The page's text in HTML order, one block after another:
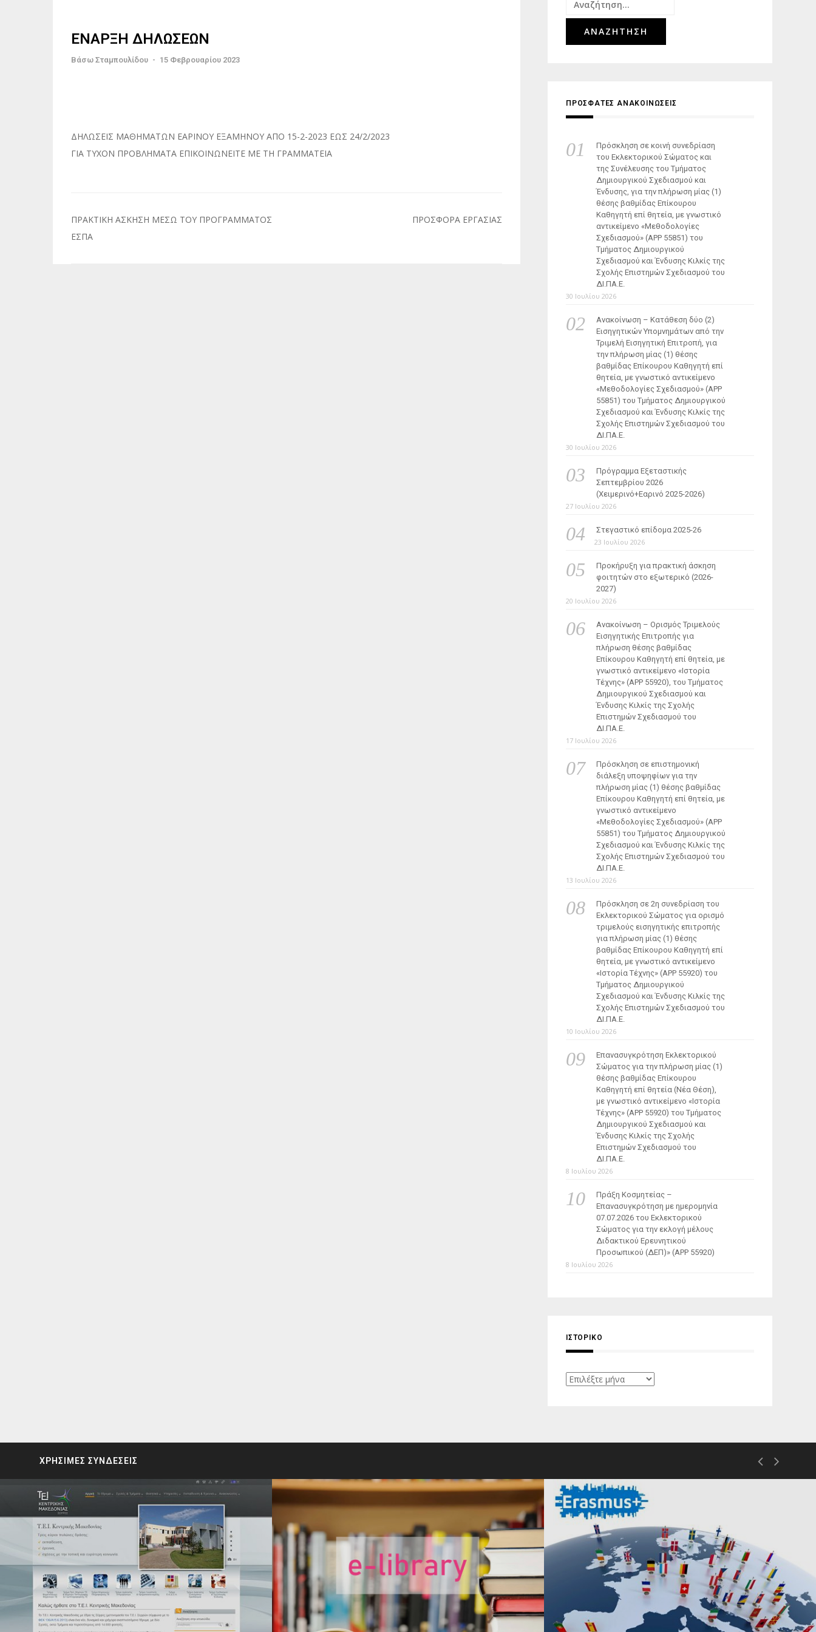
ΕΝΑΡΞΗ ΔΗΛΩΣΕΩΝ
Βάσω Σταμπουλίδου - 15 Φεβρουαρίου 2023
ΔΗΛΩΣΕΙΣ ΜΑΘΗΜΑΤΩΝ ΕΑΡΙΝΟΥ ΕΞΑΜΗΝΟΥ ΑΠΟ 15-2-2023 ΕΩΣ 24/2/2023
ΓΙΑ ΤΥΧΟΝ ΠΡΟΒΛΗΜΑΤΑ ΕΠΙΚΟΙΝΩΝΕΙΤΕ ΜΕ ΤΗ ΓΡΑΜΜΑΤΕΙΑ
Πλοήγηση
άρθρων
ΠΡΑΚΤΙΚΗ ΑΣΚΗΣΗ ΜΕΣΩ ΤΟΥ ΠΡΟΓΡΑΜΜΑΤΟΣ
ΕΣΠΑ
ΠΡΟΣΦΟΡΑ ΕΡΓΑΣΙΑΣ
για:
ΠΡΟΣΦΑΤΕΣ ΑΝΑΚΟΙΝΩΣΕΙΣ
Πρόσκληση σε κοινή συνεδρίαση
του Εκλεκτορικού Σώματος και
της Συνέλευσης του Τμήματος
Δημιουργικού Σχεδιασμού και
Ένδυσης, για την πλήρωση μίας (1)
θέσης βαθμίδας Επίκουρου
Καθηγητή επί θητεία, με γνωστικό
αντικείμενο «Μεθοδολογίες
Σχεδιασμού» (ΑΡΡ 55851) του
Τμήματος Δημιουργικού
Σχεδιασμού και Ένδυσης Κιλκίς της
Σχολής Επιστημών Σχεδιασμού του
ΔΙ.ΠΑ.Ε.
30 Ιουλίου 2026
Ανακοίνωση – Κατάθεση δύο (2)
Εισηγητικών Υπομνημάτων από την
Τριμελή Εισηγητική Επιτροπή, για
την πλήρωση μίας (1) θέσης
βαθμίδας Επίκουρου Καθηγητή επί
θητεία, με γνωστικό αντικείμενο
«Μεθοδολογίες Σχεδιασμού» (ΑΡΡ
55851) του Τμήματος Δημιουργικού
Σχεδιασμού και Ένδυσης Κιλκίς της
Σχολής Επιστημών Σχεδιασμού του
ΔΙ.ΠΑ.Ε.
30 Ιουλίου 2026
Πρόγραμμα Εξεταστικής
Σεπτεμβρίου 2026
(Χειμερινό+Εαρινό 2025-2026)
27 Ιουλίου 2026
Στεγαστικό επίδομα 2025-26
23 Ιουλίου 2026
Προκήρυξη για πρακτική άσκηση
φοιτητών στο εξωτερικό (2026-
2027)
20 Ιουλίου 2026
Ανακοίνωση – Ορισμός Τριμελούς
Εισηγητικής Επιτροπής για
πλήρωση θέσης βαθμίδας
Επίκουρου Καθηγητή επί θητεία, με
γνωστικό αντικείμενο «Ιστορία
Τέχνης» (ΑΡΡ 55920), του Τμήματος
Δημιουργικού Σχεδιασμού και
Ένδυσης Κιλκίς της Σχολής
Επιστημών Σχεδιασμού του
ΔΙ.ΠΑ.Ε.
17 Ιουλίου 2026
Πρόσκληση σε επιστημονική
διάλεξη υποψηφίων για την
πλήρωση μίας (1) θέσης βαθμίδας
Επίκουρου Καθηγητή επί θητεία, με
γνωστικό αντικείμενο
«Μεθοδολογίες Σχεδιασμού» (ΑΡΡ
55851) του Τμήματος Δημιουργικού
Σχεδιασμού και Ένδυσης Κιλκίς της
Σχολής Επιστημών Σχεδιασμού του
ΔΙ.ΠΑ.Ε.
13 Ιουλίου 2026
Πρόσκληση σε 2η συνεδρίαση του
Εκλεκτορικού Σώματος για ορισμό
τριμελούς εισηγητικής επιτροπής
για πλήρωση μίας (1) θέσης
βαθμίδας Επίκουρου Καθηγητή επί
θητεία, με γνωστικό αντικείμενο
«Ιστορία Τέχνης» (ΑΡΡ 55920) του
Τμήματος Δημιουργικού
Σχεδιασμού και Ένδυσης Κιλκίς της
Σχολής Επιστημών Σχεδιασμού του
ΔΙ.ΠΑ.Ε.
10 Ιουλίου 2026
Επανασυγκρότηση Εκλεκτορικού
Σώματος για την πλήρωση μίας (1)
θέσης βαθμίδας Επίκουρου
Καθηγητή επί θητεία (Νέα Θέση),
με γνωστικό αντικείμενο «Ιστορία
Τέχνης» (ΑΡΡ 55920) του Τμήματος
Δημιουργικού Σχεδιασμού και
Ένδυσης Κιλκίς της Σχολής
Επιστημών Σχεδιασμού του
ΔΙ.ΠΑ.Ε.
8 Ιουλίου 2026
Πράξη Κοσμητείας –
Επανασυγκρότηση με ημερομηνία
07.07.2026 του Εκλεκτορικού
Σώματος για την εκλογή μέλους
Διδακτικού Ερευνητικού
Προσωπικού (ΔΕΠ)» (APP 55920)
8 Ιουλίου 2026
ΙΣΤΟΡΙΚΌ
Ιστορικό
ΧΡΗΣΙΜΕΣ ΣΥΝΔΕΣΕΙΣ